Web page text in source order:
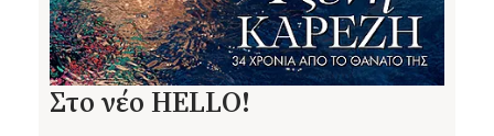
Στο νέο HELLO!